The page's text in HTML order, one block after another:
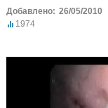
Добавлено: 26/05/2010
1974